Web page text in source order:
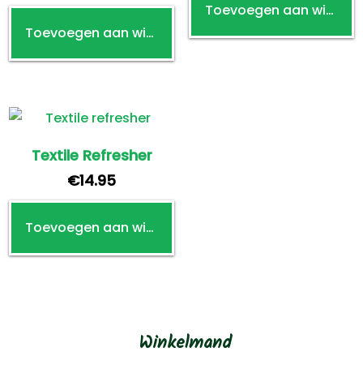
Toevoegen aan winkelwagen
Toevoegen aan winkelwagen
Textile Refresher
€14.95
Toevoegen aan winkelwagen
Winkelmand